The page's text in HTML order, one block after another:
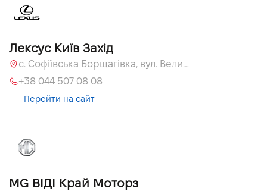
Лексус Київ Захід
с. Софіївська Борщагівка, вул. Велика Кільцева, 58
+38 044 507 08 08
Перейти на сайт
MG ВІДІ Край Моторз